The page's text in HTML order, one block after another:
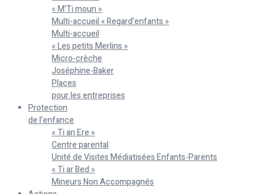
« M’Ti moun »
Multi-accueil « Regard’enfants »
Multi-accueil
« Les petits Merlins »
Micro-crèche
Joséphine-Baker
Places
pour les entreprises
Protection
de l’enfance
« Ti an Ere »
Centre parental
Unité de Visites Médiatisées Enfants-Parents
« Ti ar Bed »
Mineurs Non Accompagnés